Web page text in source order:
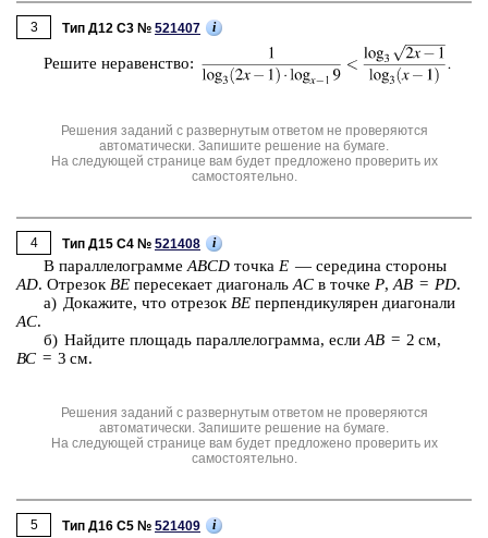
3 Тип Д12 C3 № 521407 i
Ре­ши­те не­ра­вен­ство:
Решения заданий с развернутым ответом не проверяются
автоматически. Запишите решение на бумаге.
На следующей странице вам будет предложено проверить их
самостоятельно.
4 Тип Д15 C4 № 521408 i
В па­рал­ле­ло­грам­меABCD точка Е — се­ре­ди­на сто­ро­ны
АD. От­ре­зокВЕ пе­ре­се­ка­ет диа­го­нальАС в точке Р,АB = PD.
а) До­ка­жи­те, что от­ре­зокВЕ пер­пен­ди­ку­ля­рен диа­го­на­ли
АС.
б) Най­ди­те пло­щадь па­рал­ле­ло­грам­ма, еслиАВ = 2 см,
ВС = 3 см.
Решения заданий с развернутым ответом не проверяются
автоматически. Запишите решение на бумаге.
На следующей странице вам будет предложено проверить их
самостоятельно.
5 Тип Д16 C5 № 521409 i